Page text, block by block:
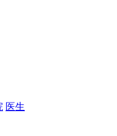
医生